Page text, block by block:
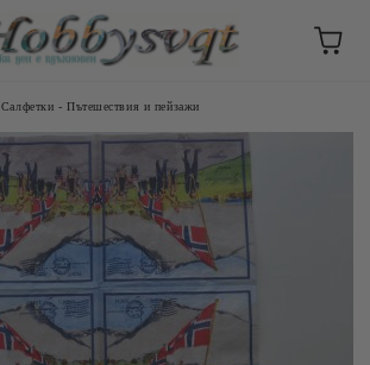
Салфетки - Пътешествия и пейзажи